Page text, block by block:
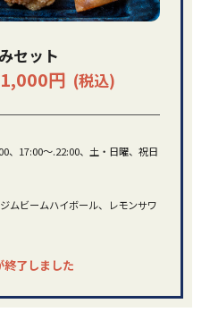
セット
1,000円 (税込)
、17:00～.22:00、土・日曜、祝日
ムビームハイボール、レモンサワ
終了しました